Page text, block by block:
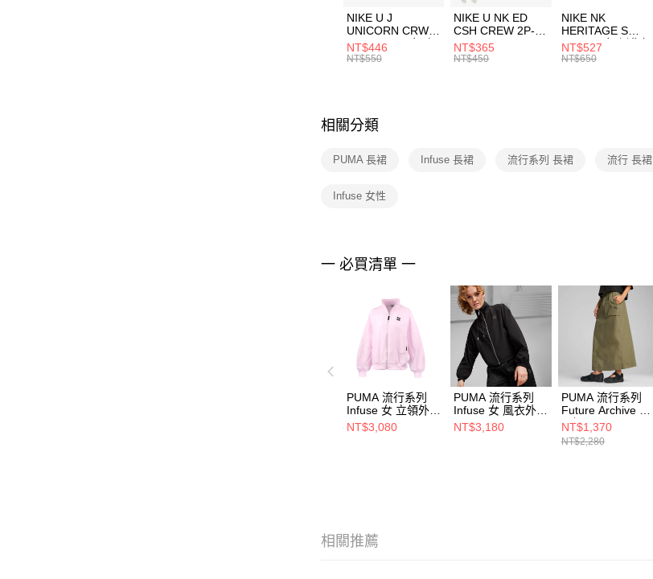
NIKE U J
UNICORN CRW
1PR -160 男女 中
統襪 FZ3393100
NT$446
NT$550
NIKE U NK ED
CSH CREW 2P-
144 EMBRDY 男
女 短統襪
NT$365
NT$450
NIKE NK
HERITAGE S
SMIT 男女 側背包
BA5871010
NT$527
NT$650
相關分類
PUMA 長裙 Infuse 長裙 流行系列 長裙 流行 長裙
Infuse 女性
一 必買清單 一
PUMA 流行系列
Infuse 女 立領外套
62839293
NT$3,080
PUMA 流行系列
Infuse 女 風衣外套
62430701
NT$3,180
PUMA 流行系列
Future Archive 女
長裙 62978481
NT$1,370
NT$2,280
相關推薦